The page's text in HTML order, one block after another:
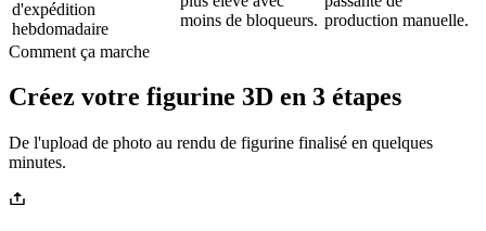
d'expédition
hebdomadaire
moins de bloqueurs. production manuelle.
Comment ça marche
Créez votre figurine 3D en 3 étapes
De l'upload de photo au rendu de figurine finalisé en quelques
minutes.